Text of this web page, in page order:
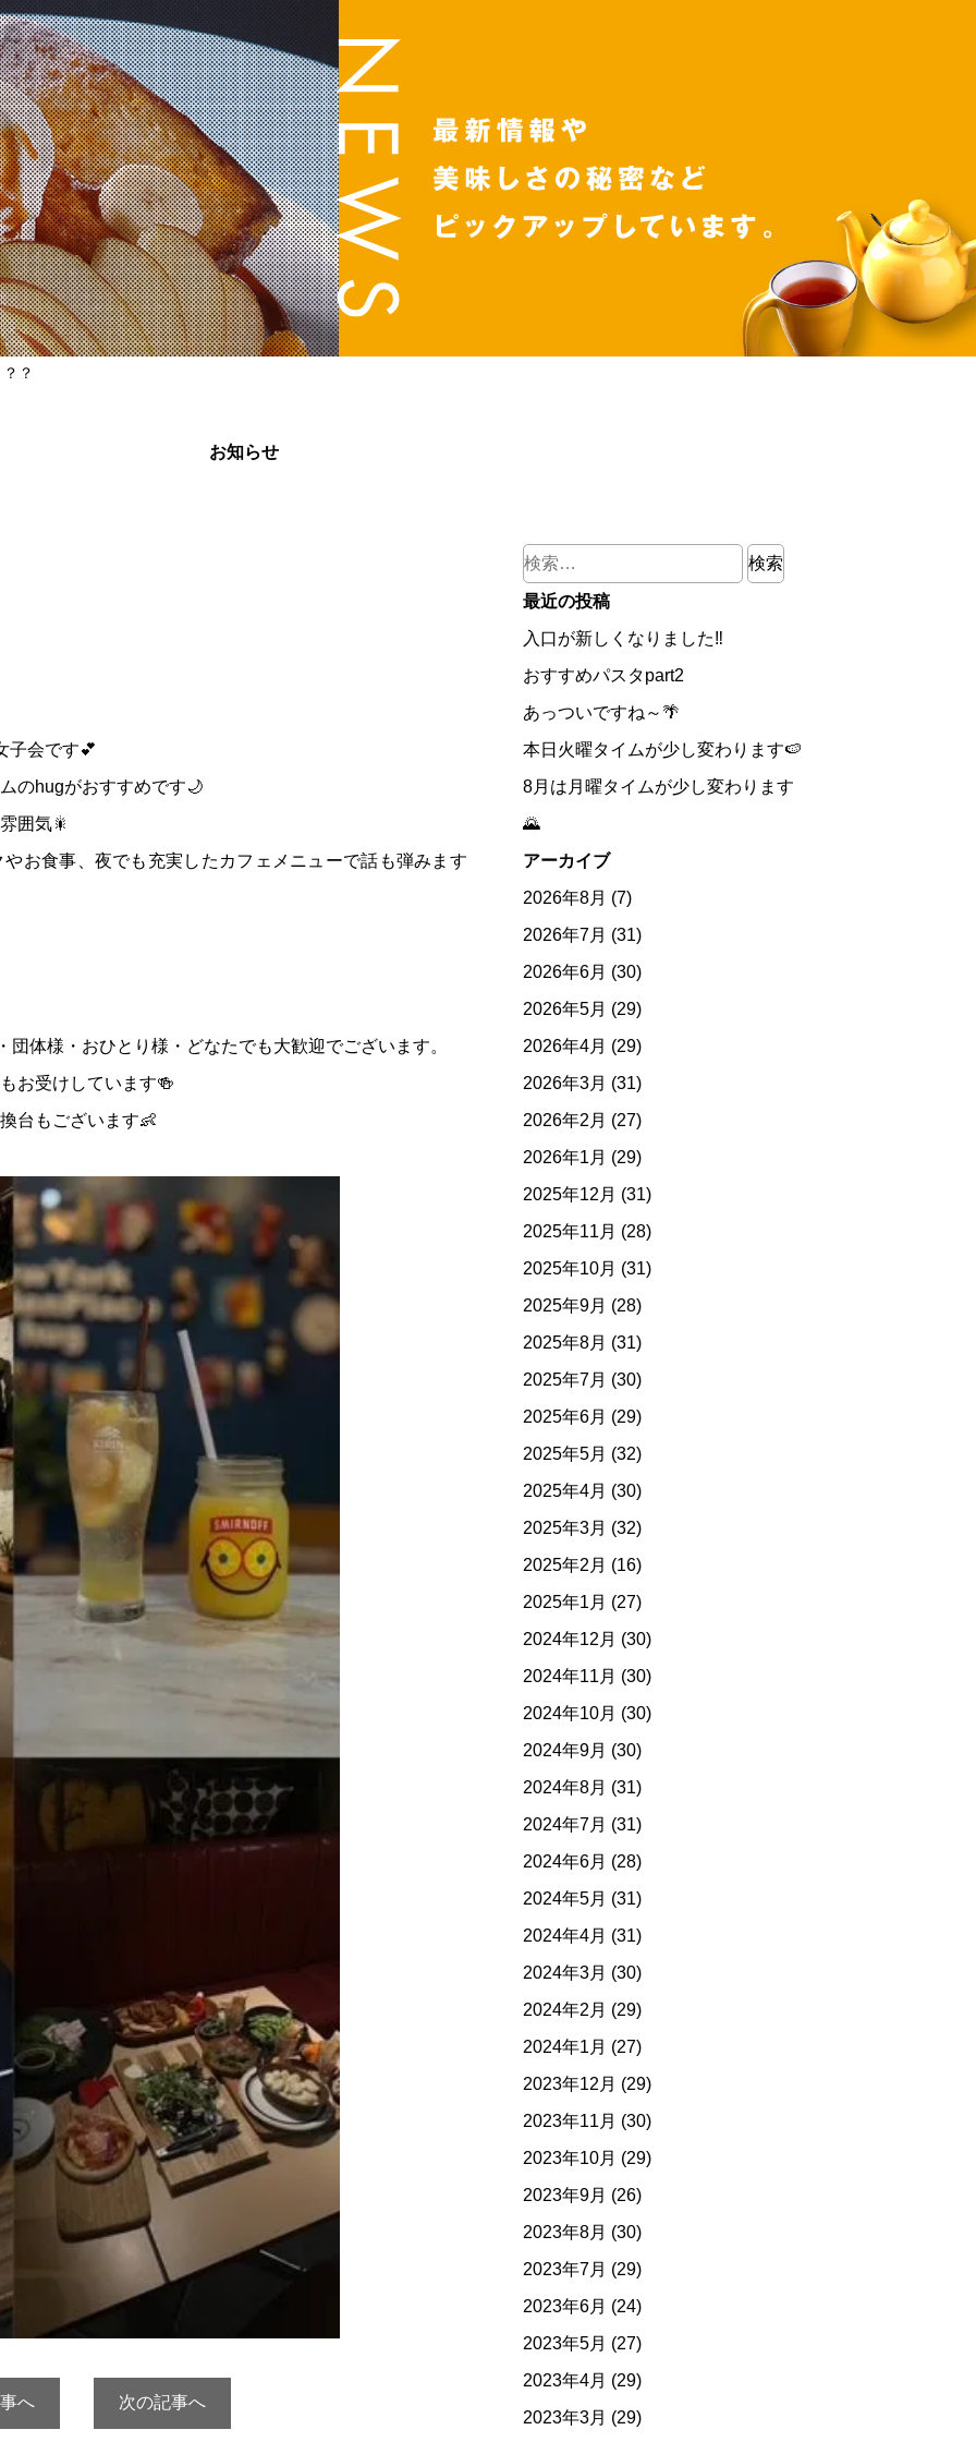
？
お知らせ
子会です💕
のhugがおすすめです🌙
囲気🎇
お食事、夜でも充実したカフェメニューで話も弾みます
体様・おひとり様・どなたでも大歓迎でございます。
お受けしています🍻
台もございます👶
へ 次の記事へ
検
索:
最近の投稿
入口が新しくなりました‼
おすすめパスタpart2
あっついですね～🌴
本日火曜タイムが少し変わります🍉
8月は月曜タイムが少し変わります
🌄
アーカイブ
2026年8月 (7)
2026年7月 (31)
2026年6月 (30)
2026年5月 (29)
2026年4月 (29)
2026年3月 (31)
2026年2月 (27)
2026年1月 (29)
2025年12月 (31)
2025年11月 (28)
2025年10月 (31)
2025年9月 (28)
2025年8月 (31)
2025年7月 (30)
2025年6月 (29)
2025年5月 (32)
2025年4月 (30)
2025年3月 (32)
2025年2月 (16)
2025年1月 (27)
2024年12月 (30)
2024年11月 (30)
2024年10月 (30)
2024年9月 (30)
2024年8月 (31)
2024年7月 (31)
2024年6月 (28)
2024年5月 (31)
2024年4月 (31)
2024年3月 (30)
2024年2月 (29)
2024年1月 (27)
2023年12月 (29)
2023年11月 (30)
2023年10月 (29)
2023年9月 (26)
2023年8月 (30)
2023年7月 (29)
2023年6月 (24)
2023年5月 (27)
2023年4月 (29)
2023年3月 (29)